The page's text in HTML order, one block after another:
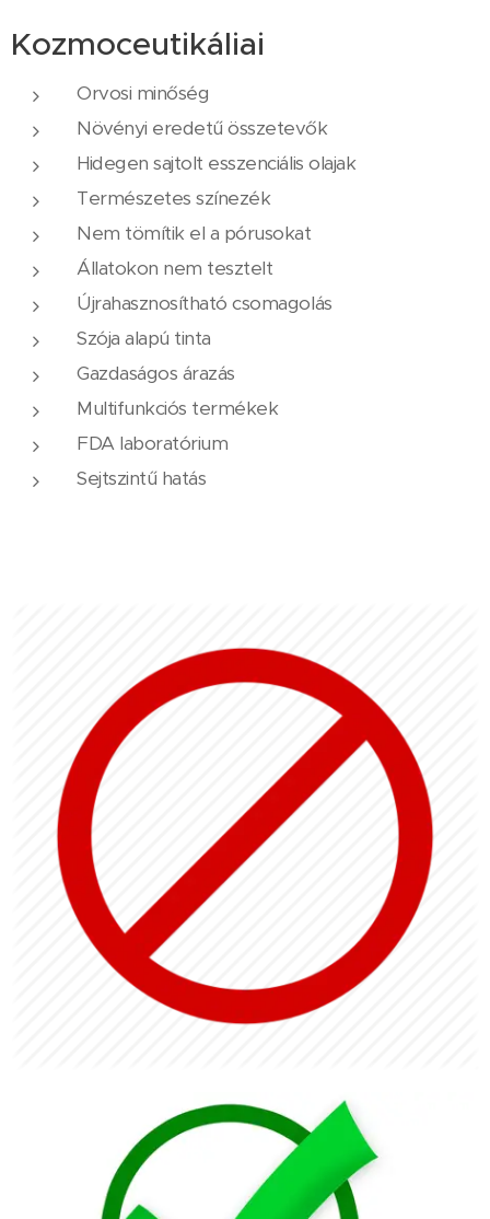
Kozmoceutikáliai
Orvosi minőség
Növényi eredetű összetevők
Hidegen sajtolt esszenciális olajak
Természetes színezék
Nem tömítik el a pórusokat
Állatokon nem tesztelt
Újrahasznosítható csomagolás
Szója alapú tinta
Gazdaságos árazás
Multifunkciós termékek
FDA laboratórium
Sejtszintű hatás